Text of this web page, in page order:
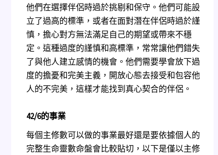
他們在選擇伴侶時過於挑剔和保守。他們可能設
立了過高的標準，或者在面對潛在伴侶時過於謹
慎，擔心對方無法滿足自己的期望或帶來不穩
定。這種過度的謹慎和高標準，常常讓他們錯失
了與他人建立感情的機會。他們需要學會放下過
度的擔憂和完美主義，開放心態去接受和包容他
人的不完美，這樣才能找到真心契合的伴侶。
42/6的事業
每個主修數可以做的事業最好還是要依據個人的
完整生命靈數命盤會比較貼切，以下是僅以主修